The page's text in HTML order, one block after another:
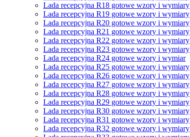
Lada recepcyjna R18 gotowe wzory i wymiary
Lada recepcyjna R19 gotowe wzory i wymiary
Lada recepcyjna R20 gotowe wzory i wymiary
Lada recepcyjna R21 gotowe wzory i wymiary
Lada recepcyjna R22 gotowe wzory i wymiary
Lada recepcyjna R23 gotowe wzory i wymiary
Lada recepcyjna R24 gotowe wzory i wymiar
Lada recepcyjna R25 gotowe wzory i wymiary
Lada recepcyjna R26 gotowe wzory i wymiary
Lada recepcyjna R27 gotowe wzory i wymiary
Lada recepcyjna R28 gotowe wzory i wymiary
Lada recepcyjna R29 gotowe wzory i wymiary
Lada recepcyjna R30 gotowe wzory i wymiary
Lada recepcyjna R31 gotowe wzory i wymiary
Lada recepcyjna R32 gotowe wzory i wymiary